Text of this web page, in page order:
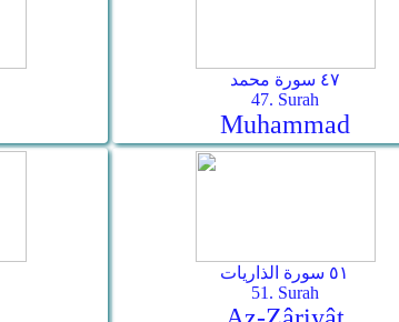
٤٧ سورة محمد
47. Surah
Muhammad
٥١ سورة الذاريات
51. Surah